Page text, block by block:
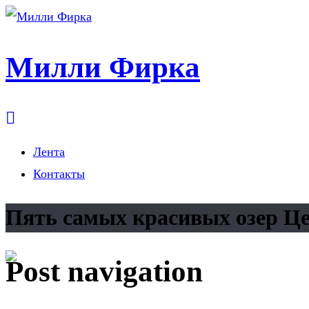
Милли Фирка
Лента
Контакты
Пять самых красивых озер
Post navigation